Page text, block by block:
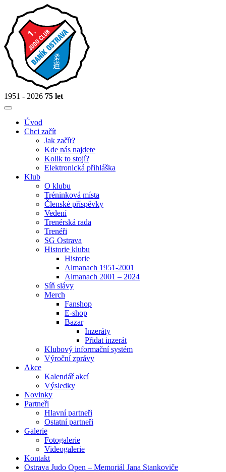
1951 - 2026 75 let
Úvod
Chci začít
Jak začít?
Kde nás najdete
Kolik to stojí?
Elektronická přihláška
Klub
O klubu
Tréninková místa
Členské příspěvky
Vedení
Trenérská rada
Trenéři
SG Ostrava
Historie klubu
Historie
Almanach 1951-2001
Almanach 2001 – 2024
Síň slávy
Merch
Fanshop
E-shop
Bazar
Inzeráty
Přidat inzerát
Klubový informační systém
Výroční zprávy
Akce
Kalendář akcí
Výsledky
Novinky
Partneři
Hlavní partneři
Ostatní partneři
Galerie
Fotogalerie
Videogalerie
Kontakt
Ostrava Judo Open – Memoriál Jana Stankoviče